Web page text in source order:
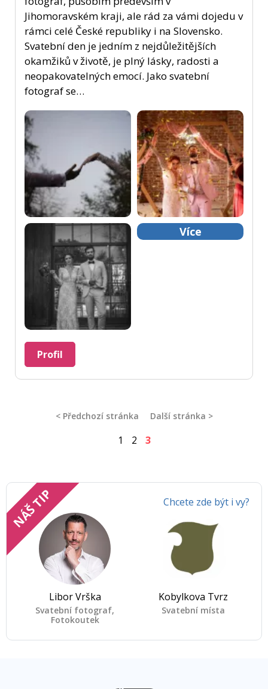
Jihomoravském kraji, ale rád za vámi dojedu v
rámci celé České republiky i na Slovensko.
Svatební den je jedním z nejdůležitějších
okamžiků v životě, je plný lásky, radosti a
neopakovatelných emocí. Jako svatební
fotograf se…
Více
Profil
< Předchozí stránka Další stránka >
1 2 3
NÁŠ TIP Chcete zde být i vy?
Libor Vrška
Svatební fotograf,
Fotokoutek
Kobylkova Tvrz
Svatební místa